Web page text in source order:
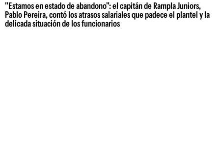
"Estamos en estado de abandono": el capitán de Rampla Juniors,
Pablo Pereira, contó los atrasos salariales que padece el plantel y la
delicada situación de los funcionarios